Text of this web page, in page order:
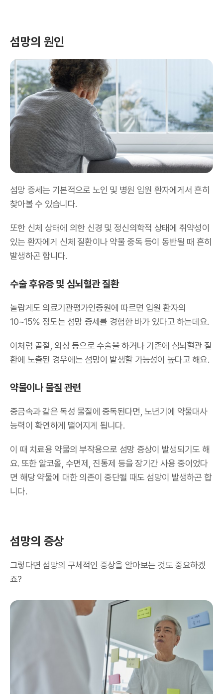
섬망의 원인
섬망 증세는 기본적으로 노인 및 병원 입원 환자에게서 흔히
찾아볼 수 있습니다.
또한 신체 상태에 의한 신경 및 정신의학적 상태에 취약성이
있는 환자에게 신체 질환이나 약물 중독 등이 동반될 때 흔히
발생하곤 합니다.
수술 후유증 및 심뇌혈관 질환
놀랍게도 의료기관평가인증원에 따르면 입원 환자의
10~15% 정도는 섬망 증세를 경험한 바가 있다고 하는데요.
이처럼 골절, 외상 등으로 수술을 하거나 기존에 심뇌혈관 질
환에 노출된 경우에는 섬망이 발생할 가능성이 높다고 해요.
약물이나 물질 관련
중금속과 같은 독성 물질에 중독된다면, 노년기에 약물대사
능력이 확연하게 떨어지게 됩니다.
이 때 치료용 약물의 부작용으로 섬망 증상이 발생되기도 해
요. 또한 알코올, 수면제, 진통제 등을 장기간 사용 중이었다
면 해당 약물에 대한 의존이 중단될 때도 섬망이 발생하곤 합
니다.
섬망의 증상
그렇다면 섬망의 구체적인 증상을 알아보는 것도 중요하겠
죠?